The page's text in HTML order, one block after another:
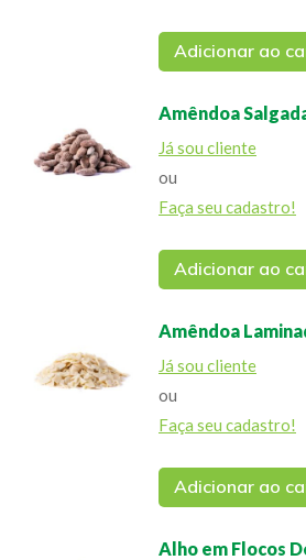
Adicionar ao
Amêndoa
Já sou cliente
ou
Faça seu cadastro!
Adicionar ao
Amêndoa
Já sou cliente
ou
Faça seu cadastro!
Adicionar ao
Alho em Flocos